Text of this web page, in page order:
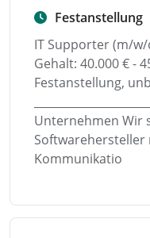
Festanstellung
IT Supporter (m/
Gehalt: 40.000 € -
Festanstellung,
Unternehmen Wir
Softwarehersteller
Kommunikatio